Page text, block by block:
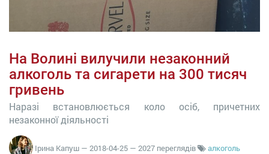
На Волині вилучили незаконний
алкоголь та сигарети на 300 тисяч
гривень
Наразі встановлюється коло осіб, причетних
незаконної діяльності
Ірина Капуш — 2018-04-25 — 2027 переглядів
алкоголь